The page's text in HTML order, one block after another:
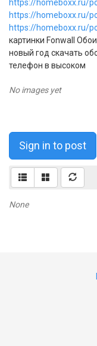
https://homeboxx.ru/
https://homeboxx.ru/
https://homeboxx.ru/
картинки Fonwall
новый год скачать
телефон в высоком
No images yet
Sign in to post
None